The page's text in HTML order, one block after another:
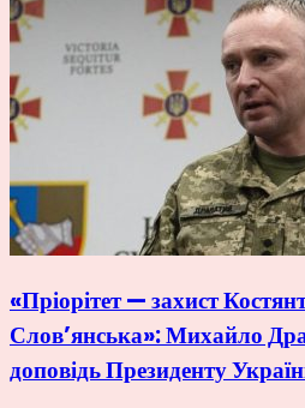
«Пріорітет — захист
Слов’янська»: Михайло
доповідь Президенту